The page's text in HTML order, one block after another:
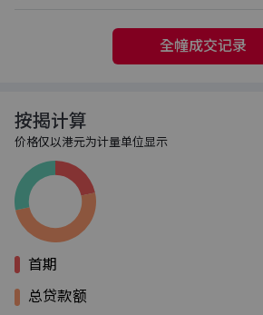
全幢成交记录
按揭计算
价格仅以港元为计量单位显示
首期
总贷款额